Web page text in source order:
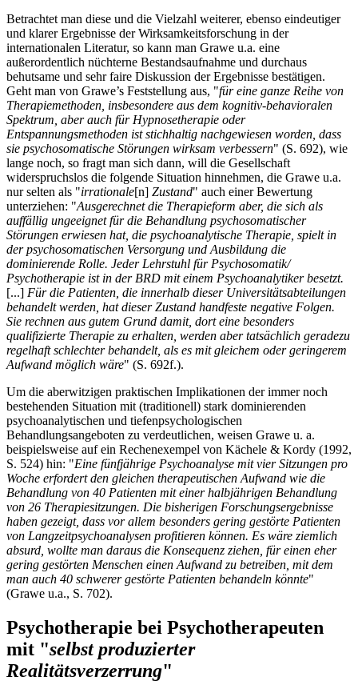
Betrachtet man diese und die Vielzahl weiterer, ebenso eindeutiger
und klarer Ergebnisse der Wirksamkeitsforschung in der
internationalen Literatur, so kann man Grawe u.a. eine
außerordentlich nüchterne Bestandsaufnahme und durchaus
behutsame und sehr faire Diskussion der Ergebnisse bestätigen.
Geht man von Grawe’s Feststellung aus, "für eine ganze Reihe von
Therapiemethoden, insbesondere aus dem kognitiv-behavioralen
Spektrum, aber auch für Hypnosetherapie oder
Entspannungsmethoden ist stichhaltig nachgewiesen worden, dass
sie psychosomatische Störungen wirksam verbessern" (S. 692), wie
lange noch, so fragt man sich dann, will die Gesellschaft
widerspruchslos die folgende Situation hinnehmen, die Grawe u.a.
nur selten als "irrationale[n] Zustand" auch einer Bewertung
unterziehen: "Ausgerechnet die Therapieform aber, die sich als
auffällig ungeeignet für die Behandlung psychosomatischer
Störungen erwiesen hat, die psychoanalytische Therapie, spielt in
der psychosomatischen Versorgung und Ausbildung die
dominierende Rolle. Jeder Lehrstuhl für Psychosomatik/
Psychotherapie ist in der BRD mit einem Psychoanalytiker besetzt.
[...] Für die Patienten, die innerhalb dieser Universitätsabteilungen
behandelt werden, hat dieser Zustand handfeste negative Folgen.
Sie rechnen aus gutem Grund damit, dort eine besonders
qualifizierte Therapie zu erhalten, werden aber tatsächlich geradezu
regelhaft schlechter behandelt, als es mit gleichem oder geringerem
Aufwand möglich wäre" (S. 692f.).
Um die aberwitzigen praktischen Implikationen der immer noch
bestehenden Situation mit (traditionell) stark dominierenden
psychoanalytischen und tiefenpsychologischen
Behandlungsangeboten zu verdeutlichen, weisen Grawe u. a.
beispielsweise auf ein Rechenexempel von Kächele & Kordy (1992,
S. 524) hin: "Eine fünfjährige Psychoanalyse mit vier Sitzungen pro
Woche erfordert den gleichen therapeutischen Aufwand wie die
Behandlung von 40 Patienten mit einer halbjährigen Behandlung
von 26 Therapiesitzungen. Die bisherigen Forschungsergebnisse
haben gezeigt, dass vor allem besonders gering gestörte Patienten
von Langzeitpsychoanalysen profitieren können. Es wäre ziemlich
absurd, wollte man daraus die Konsequenz ziehen, für einen eher
gering gestörten Menschen einen Aufwand zu betreiben, mit dem
man auch 40 schwerer gestörte Patienten behandeln könnte"
(Grawe u.a., S. 702).
Psychotherapie bei Psychotherapeuten
mit "selbst produzierter
Realitätsverzerrung"